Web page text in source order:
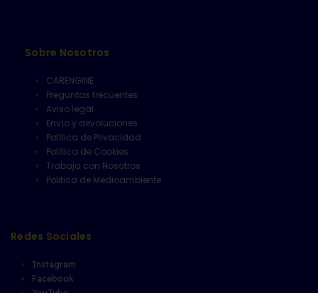
Sobre Nosotros
CARENGINE
Preguntas frecuentes
Aviso legal
Envío y devoluciones
Política de Privacidad
Política de Cookies
Trabaja con Nosotros
Politica de Medioambiente
Redes Sociales
Instagram
Facebook